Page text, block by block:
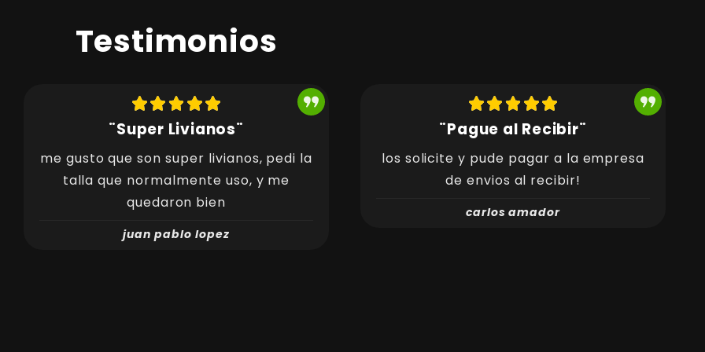
Testimonios
¨Super Livianos¨
me gusto que son super livianos, pedi la
talla que normalmente uso, y me
quedaron bien
juan pablo lopez
¨Pague al Recibir¨
los solicite y pude pagar a la empresa
de envios al recibir!
carlos amador